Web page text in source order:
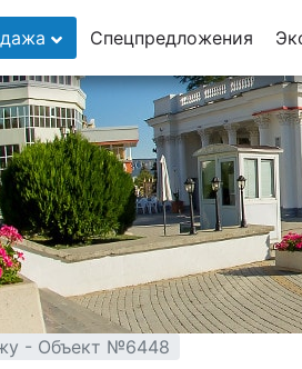
8 (928) 5555-929
8 (928) 3054-111
Спецпредложения
- Объект №6448